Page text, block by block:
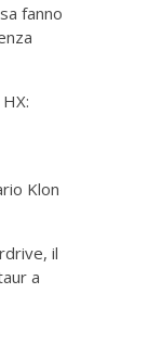
fanno
Klon
il
a